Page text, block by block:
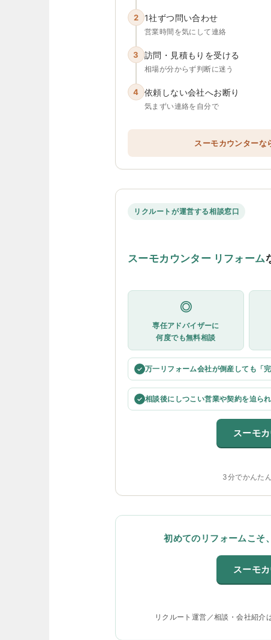
2 1社ずつ問い合わせ
営業時間を気にして連絡
3 訪問・見積もりを受ける
相場が分からず判断に迷う
4 依頼しない会社へお断り
気まずい連絡を自分で
スーモカウンターな
リクルートが運営する相談窓口
スーモカウンター リフォーム
◎
専任アドバイザーに
何度でも無料相談
✓ 万一リフォーム会社が倒産しても「
✓ 相談後にしつこい営業や契約を迫ら
スーモ
3分でかんた
初めてのリフォームこそ
スーモ
リクルート運営／相談・会社紹